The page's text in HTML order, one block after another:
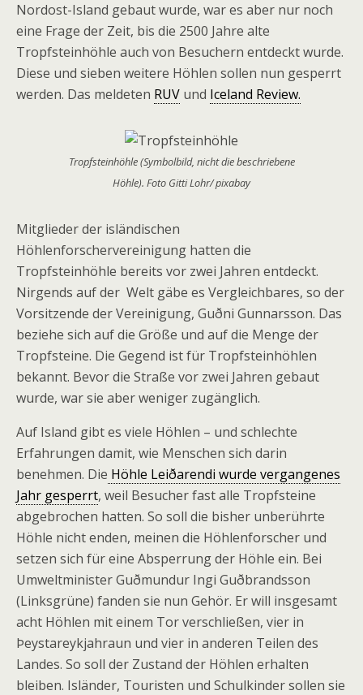
Nordost-Island gebaut wurde, war es aber nur noch
eine Frage der Zeit, bis die 2500 Jahre alte
Tropfsteinhöhle auch von Besuchern entdeckt wurde.
Diese und sieben weitere Höhlen sollen nun gesperrt
werden. Das meldeten RUV und Iceland Review.
Tropfsteinhöhle (Symbolbild, nicht die beschriebene
Höhle). Foto Gitti Lohr/ pixabay
Mitglieder der isländischen
Höhlenforschervereinigung hatten die
Tropfsteinhöhle bereits vor zwei Jahren entdeckt.
Nirgends auf der Welt gäbe es Vergleichbares, so der
Vorsitzende der Vereinigung, Guðni Gunnarsson. Das
beziehe sich auf die Größe und auf die Menge der
Tropfsteine. Die Gegend ist für Tropfsteinhöhlen
bekannt. Bevor die Straße vor zwei Jahren gebaut
wurde, war sie aber weniger zugänglich.
Auf Island gibt es viele Höhlen – und schlechte
Erfahrungen damit, wie Menschen sich darin
benehmen. Die Höhle Leiðarendi wurde vergangenes
Jahr gesperrt, weil Besucher fast alle Tropfsteine
abgebrochen hatten. So soll die bisher unberührte
Höhle nicht enden, meinen die Höhlenforscher und
setzen sich für eine Absperrung der Höhle ein. Bei
Umweltminister Guðmundur Ingi Guðbrandsson
(Linksgrüne) fanden sie nun Gehör. Er will insgesamt
acht Höhlen mit einem Tor verschließen, vier in
Þeystareykjahraun und vier in anderen Teilen des
Landes. So soll der Zustand der Höhlen erhalten
bleiben. Isländer, Touristen und Schulkinder sollen sie